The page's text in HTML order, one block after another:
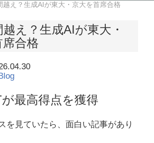
越え？生成AIが東大・京大を首席合格
え？生成AIが東大・
合格
最高得点を獲得
を見ていたら、面白い記事があり